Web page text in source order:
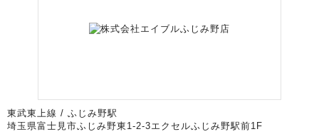
東武東上線 / ふじみ野駅
埼玉県富士見市ふじみ野東1-2-3エクセルふじみ野駅前1F